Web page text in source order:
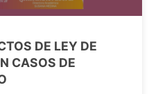
DE LEY DE
CASOS DE